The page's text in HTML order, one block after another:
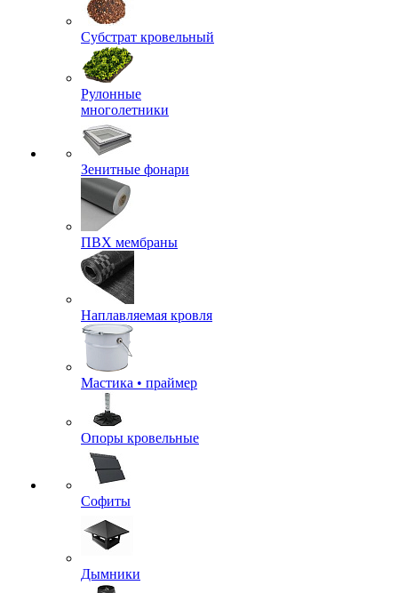
Субстрат кровельный
Рулонные
многолетники
Зенитные фонари
ПВХ мембраны
Наплавляемая кровля
Мастика • праймер
Опоры кровельные
Софиты
Дымники